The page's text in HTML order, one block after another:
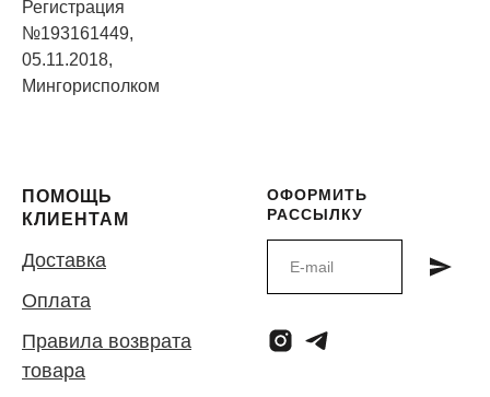
Регистрация
№193161449,
05.11.2018,
Мингорисполком
ПОМОЩЬ
КЛИЕНТАМ
Доставка
Оплата
Правила возврата
товара
ОФОРМИТЬ
РАССЫЛКУ